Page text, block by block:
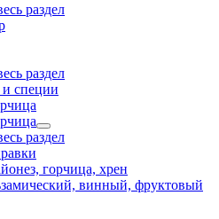
раздел
раздел
специи
раздел
горчица, хрен
винный, фруктовый